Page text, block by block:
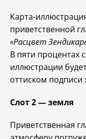
Карта-
приветственной
«Расцвет
В пяти процентах
иллюстрации
оттиском подписи
Слот 2 — земля
Приветственная